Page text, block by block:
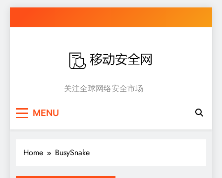
to
移动安全网
关注全球网络安全市场
MENU
Home BusySnake